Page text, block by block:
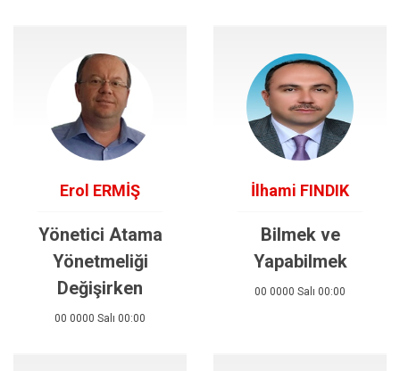
Erol ERMİŞ
Yönetici Atama
Yönetmeliği
Değişirken
00 0000 Salı 00:00
İlhami FINDIK
Bilmek ve
Yapabilmek
00 0000 Salı 00:00